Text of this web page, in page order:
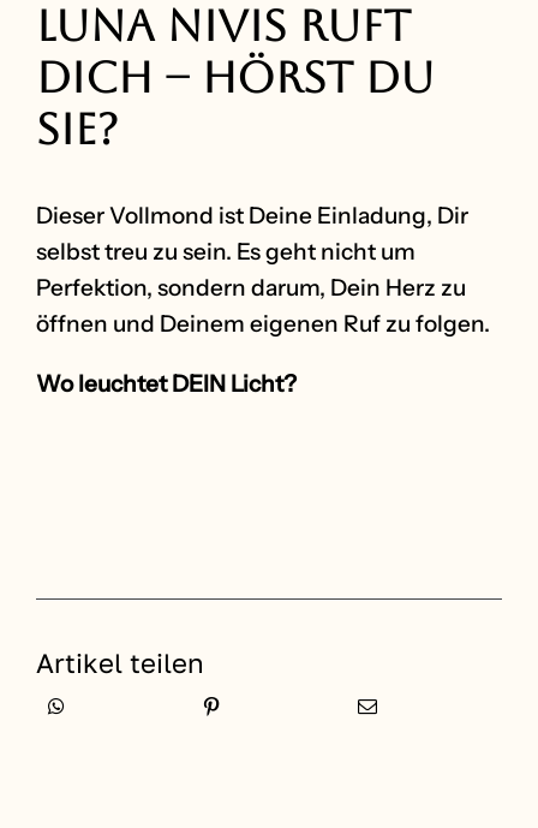
Luna Nivis ruft
Dich – hörst Du
sie?
Dieser Vollmond ist Deine Einladung, Dir
selbst treu zu sein. Es geht nicht um
Perfektion, sondern darum, Dein Herz zu
öffnen und Deinem eigenen Ruf zu folgen.
Wo leuchtet DEIN Licht?
Artikel teilen